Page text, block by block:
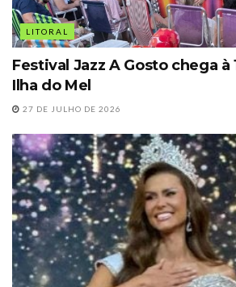
LITORAL
Festival Jazz A Gosto chega à
Ilha do Mel
27 DE JULHO DE 2026